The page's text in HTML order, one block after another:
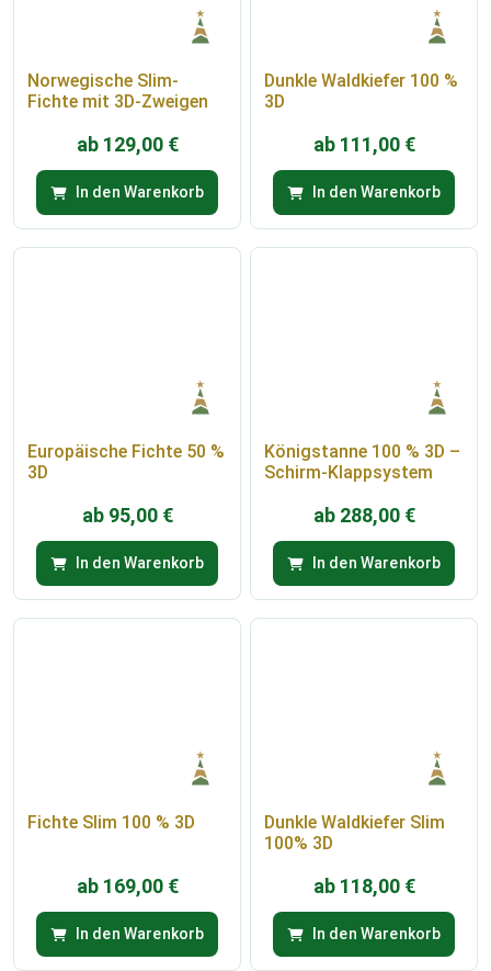
Norwegische Slim-
Fichte mit 3D-Zweigen
ab 129,00 €
In den Warenkorb
Dunkle Waldkiefer 100 %
3D
ab 111,00 €
In den Warenkorb
Europäische Fichte 50 %
3D
ab 95,00 €
In den Warenkorb
Königstanne 100 % 3D –
Schirm-Klappsystem
ab 288,00 €
In den Warenkorb
Fichte Slim 100 % 3D
ab 169,00 €
In den Warenkorb
Dunkle Waldkiefer Slim
100% 3D
ab 118,00 €
In den Warenkorb